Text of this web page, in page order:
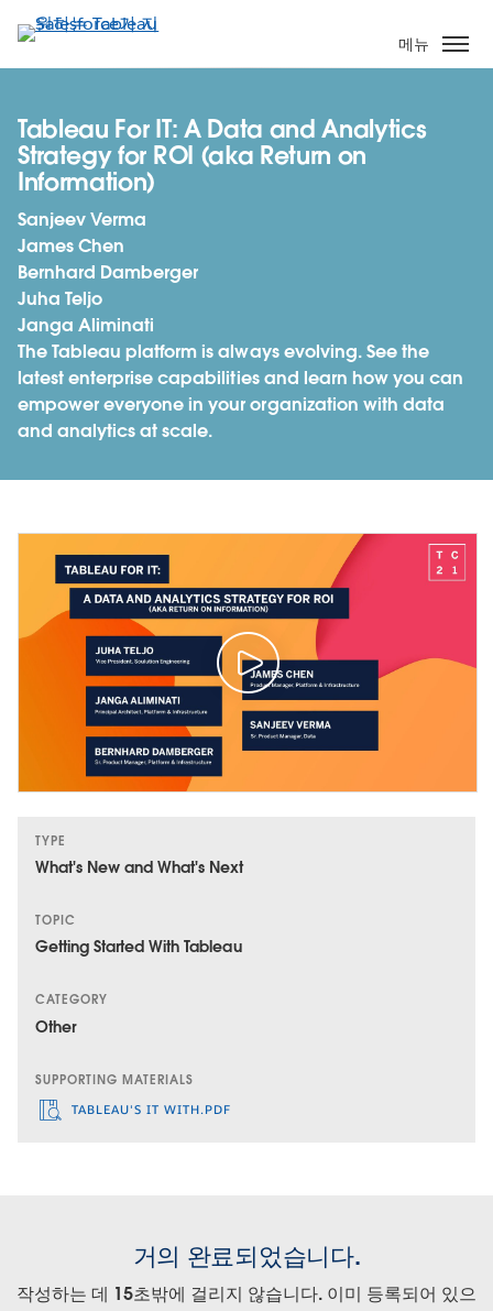
요
콘
츠
뛰
기
메뉴
Tableau For IT: A Data and Analytics
Strategy for ROI (aka Return on
Information)
Sanjeev Verma
James Chen
Bernhard Damberger
Juha Teljo
Janga Aliminati
The Tableau platform is always evolving. See the
latest enterprise capabilities and learn how you can
empower everyone in your organization with data
and analytics at scale.
TYPE
What's New and What's Next
TOPIC
Getting Started With Tableau
CATEGORY
Other
SUPPORTING MATERIALS
TABLEAU'S IT WITH.PDF
거의 완료되었습니다.
작성하는 데 15초밖에 걸리지 않습니다. 이미 등록되어 있으